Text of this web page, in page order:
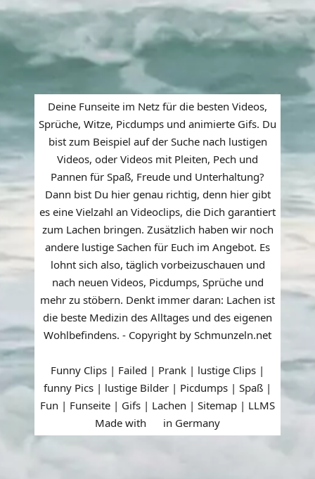
Deine Funseite im Netz für die besten Videos,
Sprüche, Witze, Picdumps und animierte Gifs. Du
bist zum Beispiel auf der Suche nach lustigen
Videos, oder Videos mit Pleiten, Pech und
Pannen für Spaß, Freude und Unterhaltung?
Dann bist Du hier genau richtig, denn hier gibt
es eine Vielzahl an Videoclips, die Dich garantiert
zum Lachen bringen. Zusätzlich haben wir noch
andere lustige Sachen für Euch im Angebot. Es
lohnt sich also, täglich vorbeizuschauen und
nach neuen Videos, Picdumps, Sprüche und
mehr zu stöbern. Denkt immer daran: Lachen ist
die beste Medizin des Alltages und des eigenen
Wohlbefindens. - Copyright by Schmunzeln.net
Funny Clips | Failed | Prank | lustige Clips |
funny Pics | lustige Bilder | Picdumps | Spaß |
Fun | Funseite | Gifs | Lachen | Sitemap | LLMS
Made with
in Germany